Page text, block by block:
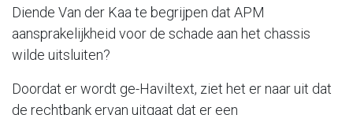
Diende Van der Kaa te begrijpen dat APM
aansprakelijkheid voor de schade aan het chassis
wilde uitsluiten?
Doordat er wordt ge-Haviltext, ziet het er naar uit dat
de rechtbank ervan uitgaat dat er een